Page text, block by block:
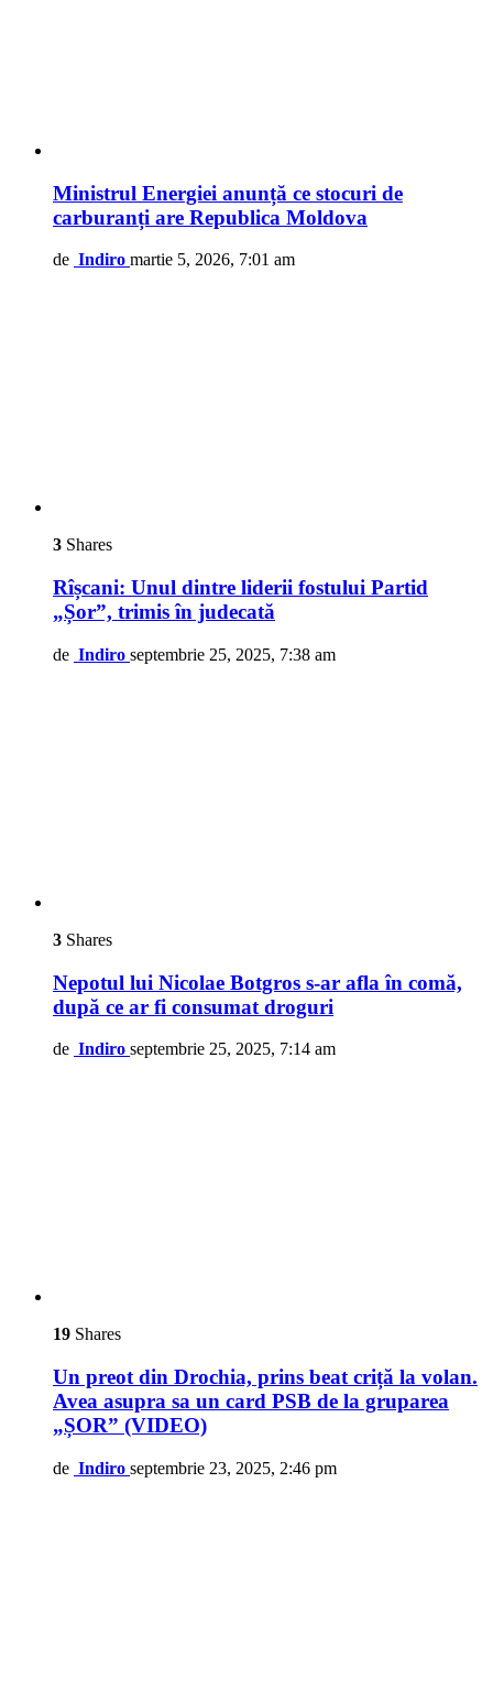
Ministrul Energiei anunță ce stocuri de
carburanți are Republica Moldova
de Indiro martie 5, 2026, 7:01 am
3 Shares
Rîșcani: Unul dintre liderii fostului Partid
„Șor”, trimis în judecată
de Indiro septembrie 25, 2025, 7:38 am
3 Shares
Nepotul lui Nicolae Botgros s-ar afla în comă,
după ce ar fi consumat droguri
de Indiro septembrie 25, 2025, 7:14 am
19 Shares
Un preot din Drochia, prins beat criță la volan.
Avea asupra sa un card PSB de la gruparea
„ȘOR” (VIDEO)
de Indiro septembrie 23, 2025, 2:46 pm